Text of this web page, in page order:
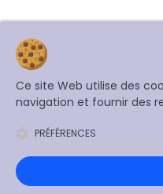
Ce site Web utilise des
navigation et fournir des
PRÉFÉRENCES